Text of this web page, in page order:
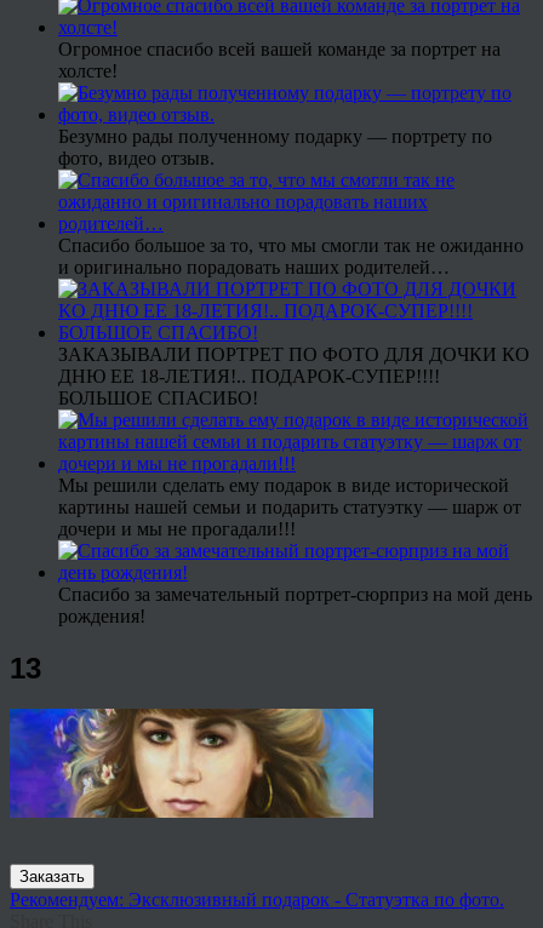
Огромное спасибо всей вашей команде за портрет на
холсте!
Безумно рады полученному подарку — портрету по
фото, видео отзыв.
Спасибо большое за то, что мы смогли так не ожиданно
и оригинально порадовать наших родителей…
ЗАКАЗЫВАЛИ ПОРТРЕТ ПО ФОТО ДЛЯ ДОЧКИ КО
ДНЮ ЕЕ 18-ЛЕТИЯ!.. ПОДАРОК-СУПЕР!!!!
БОЛЬШОЕ СПАСИБО!
Мы решили сделать ему подарок в виде исторической
картины нашей семьи и подарить статуэтку — шарж от
дочери и мы не прогадали!!!
Спасибо за замечательный портрет-сюрприз на мой день
рождения!
13
Заказать
Рекомендуем: Эксклюзивный подарок - Статуэтка по фото.